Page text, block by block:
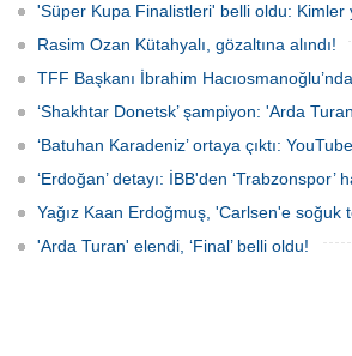
'Süper Kupa Finalistleri' belli oldu: Kimler
Rasim Ozan Kütahyalı, gözaltına alındı!
TFF Başkanı İbrahim
‘Shakhtar Donetsk’ şampiyon: 'Arda
‘Batuhan Karadeniz’ ortaya çıktı:
‘Erdoğan’ detayı: İBB'den ‘Trabzonspor’
Yağız Kaan Erdoğmuş, 'Carlsen'e soğuk
'Arda Turan' elendi, ‘Final’ belli oldu!